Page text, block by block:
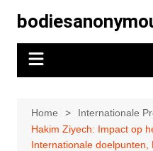
content
Home
Internationale
Hakim Ziyech: Impact op
Internationale doelpunten,